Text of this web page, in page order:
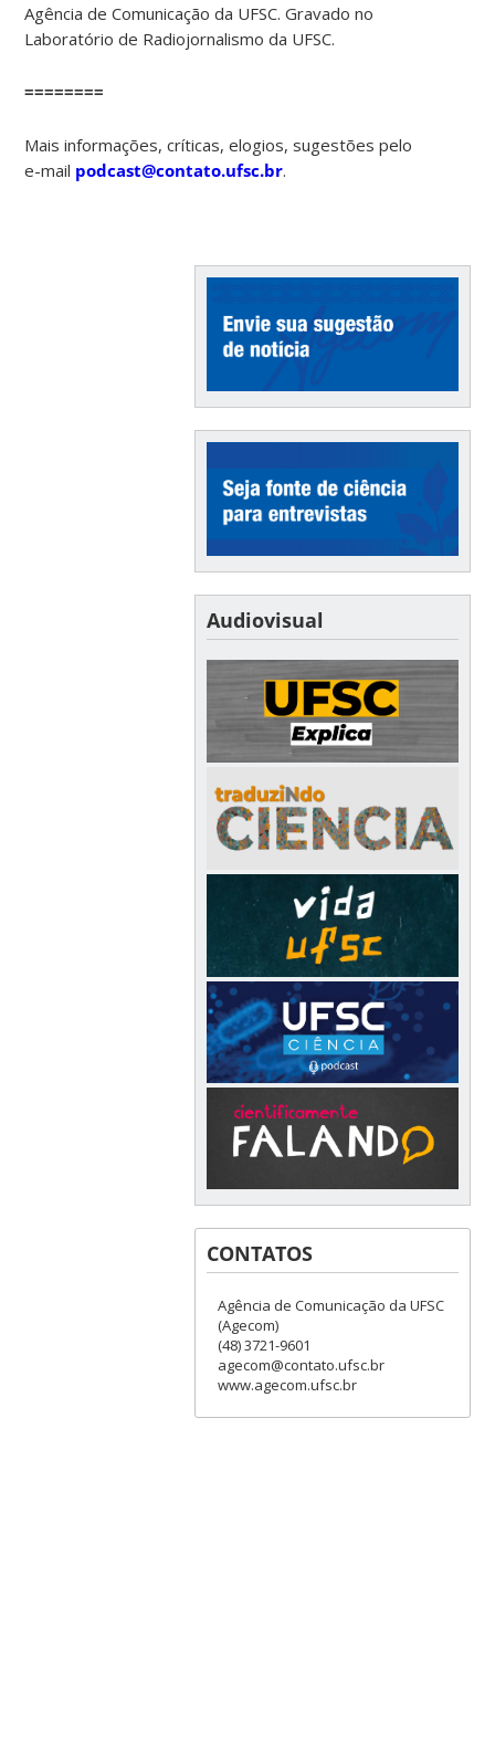
Agência de Comunicação da UFSC. Gravado no
Laboratório de Radiojornalismo da UFSC.
========
Mais informações, críticas, elogios, sugestões pelo
e-mail podcast@contato.ufsc.br.
Audiovisual
CONTATOS
Agência de Comunicação da UFSC
(Agecom)
(48) 3721-9601
agecom@contato.ufsc.br
www.agecom.ufsc.br